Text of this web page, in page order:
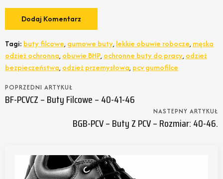
Tagi: buty filcowe, gumowe buty, lekkie obuwie robocze, męska
odzież ochronna, obuwie BHP, ochronne buty do pracy, odzież
bezpieczeństwa, odzież przemysłowa, pcv gumofilce
POPRZEDNI ARTYKUŁ
BF-PCVCZ – Buty Filcowe – 40-41-46
NASTEPNY ARTYKUŁ
BGB-PCV – Buty Z PCV – Rozmiar: 40-46.